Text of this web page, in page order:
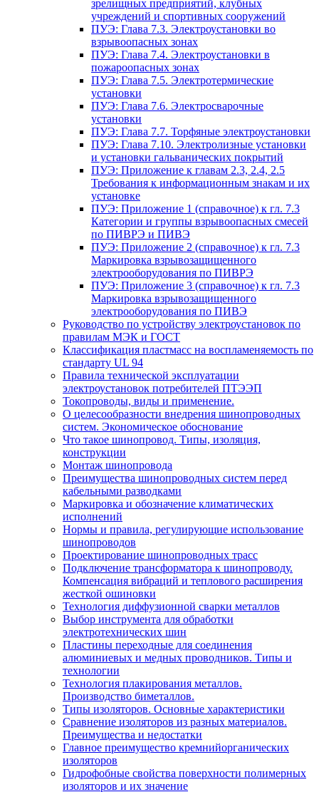
зрелищных предприятий, клубных
учреждений и спортивных сооружений
ПУЭ: Глава 7.3. Электроустановки во
взрывоопасных зонах
ПУЭ: Глава 7.4. Электроустановки в
пожароопасных зонах
ПУЭ: Глава 7.5. Электротермические
установки
ПУЭ: Глава 7.6. Электросварочные
установки
ПУЭ: Глава 7.7. Торфяные электроустановки
ПУЭ: Глава 7.10. Электролизные установки
и установки гальванических покрытий
ПУЭ: Приложение к главам 2.3, 2.4, 2.5
Требования к информационным знакам и их
установке
ПУЭ: Приложение 1 (справочное) к гл. 7.3
Категории и группы взрывоопасных смесей
по ПИВРЭ и ПИВЭ
ПУЭ: Приложение 2 (справочное) к гл. 7.3
Маркировка взрывозащищенного
электрооборудования по ПИВРЭ
ПУЭ: Приложение 3 (справочное) к гл. 7.3
Маркировка взрывозащищенного
электрооборудования по ПИВЭ
Руководство по устройству электроустановок по
правилам МЭК и ГОСТ
Классификация пластмасс на воспламеняемость по
стандарту UL 94
Правила технической эксплуатации
электроустановок потребителей ПТЭЭП
Токопроводы, виды и применение.
О целесообразности внедрения шинопроводных
систем. Экономическое обоснование
Что такое шинопровод. Типы, изоляция,
конструкции
Монтаж шинопровода
Преимущества шинопроводных систем перед
кабельными разводками
Маркировка и обозначение климатических
исполнений
Нормы и правила, регулирующие использование
шинопроводов
Проектирование шинопроводных трасс
Подключение трансформатора к шинопроводу.
Компенсация вибраций и теплового расширения
жесткой ошиновки
Технология диффузионной сварки металлов
Выбор инструмента для обработки
электротехнических шин
Пластины переходные для соединения
алюминиевых и медных проводников. Типы и
технологии
Технология плакирования металлов.
Производство биметаллов.
Типы изоляторов. Основные характеристики
Сравнение изоляторов из разных материалов.
Преимущества и недостатки
Главное преимущество кремнийорганических
изоляторов
Гидрофобные свойства поверхности поли мерных
изоляторов и их значение